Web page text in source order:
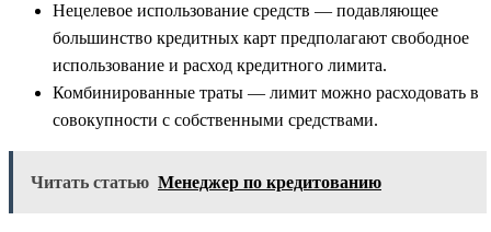
Нецелевое использование средств — подавляющее
большинство кредитных карт предполагают свободное
использование и расход кредитного лимита.
Комбинированные траты — лимит можно расходовать в
совокупности с собственными средствами.
Читать статью Менеджер по кредитованию